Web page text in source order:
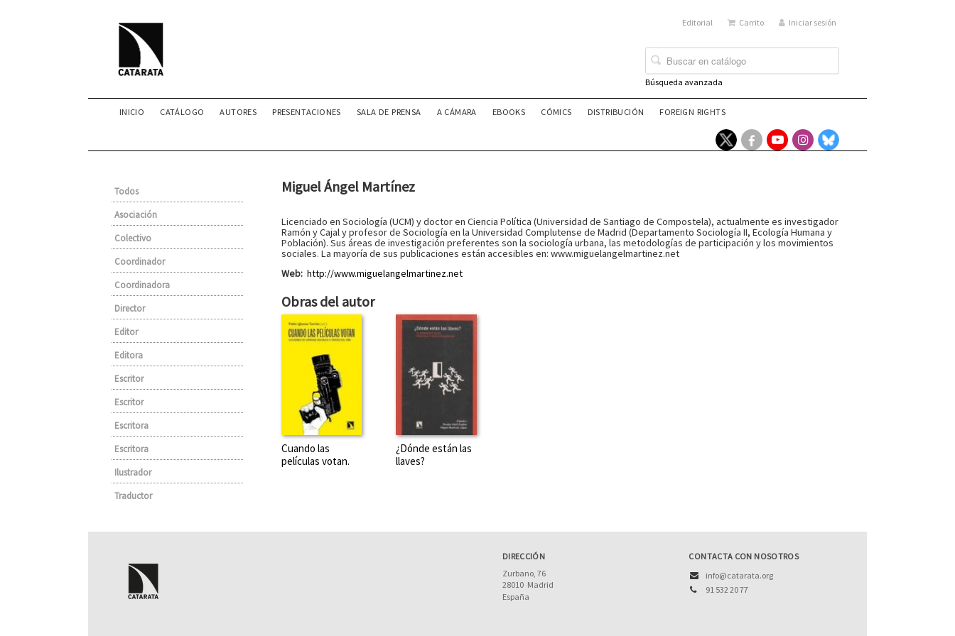
Editorial Carrito Iniciar sesión
Búsqueda avanzada
INICIO CATÁLOGO AUTORES PRESENTACIONES SALA DE PRENSA A CÁMARA EBOOKS CÓMICS DISTRIBUCIÓN FOREIGN RIGHTS
Todos
Asociación
Colectivo
Coordinador
Coordinadora
Director
Editor
Editora
Escritor
Escritor
Escritora
Escritora
Ilustrador
Traductor
Miguel Ángel Martínez
Licenciado en Sociología (UCM) y doctor en Ciencia Política (Universidad de Santiago de Compostela), actualmente es investigador
Ramón y Cajal y profesor de Sociología en la Universidad Complutense de Madrid (Departamento Sociología II, Ecología Humana y
Población). Sus áreas de investigación preferentes son la sociología urbana, las metodologías de participación y los movimientos
sociales. La mayoría de sus publicaciones están accesibles en: www.miguelangelmartinez.net
Web: http://www.miguelangelmartinez.net
Obras del autor
Cuando las
películas votan.
¿Dónde están las
llaves?
DIRECCIÓN
Zurbano, 76
28010 Madrid
España
CONTACTA CON NOSOTROS
info@catarata.org
91 532 20 77